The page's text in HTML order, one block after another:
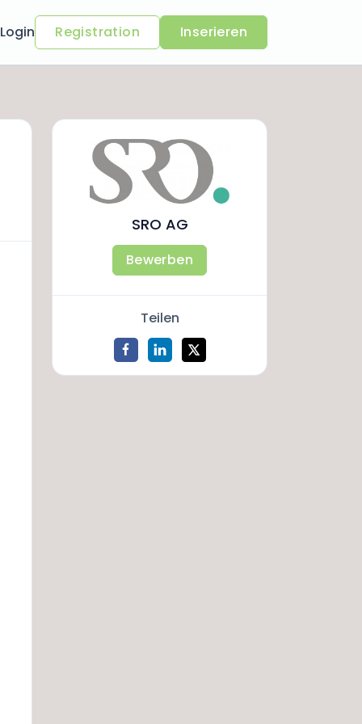
Login Registration Inserieren
SRO AG
Bewerben
Teilen